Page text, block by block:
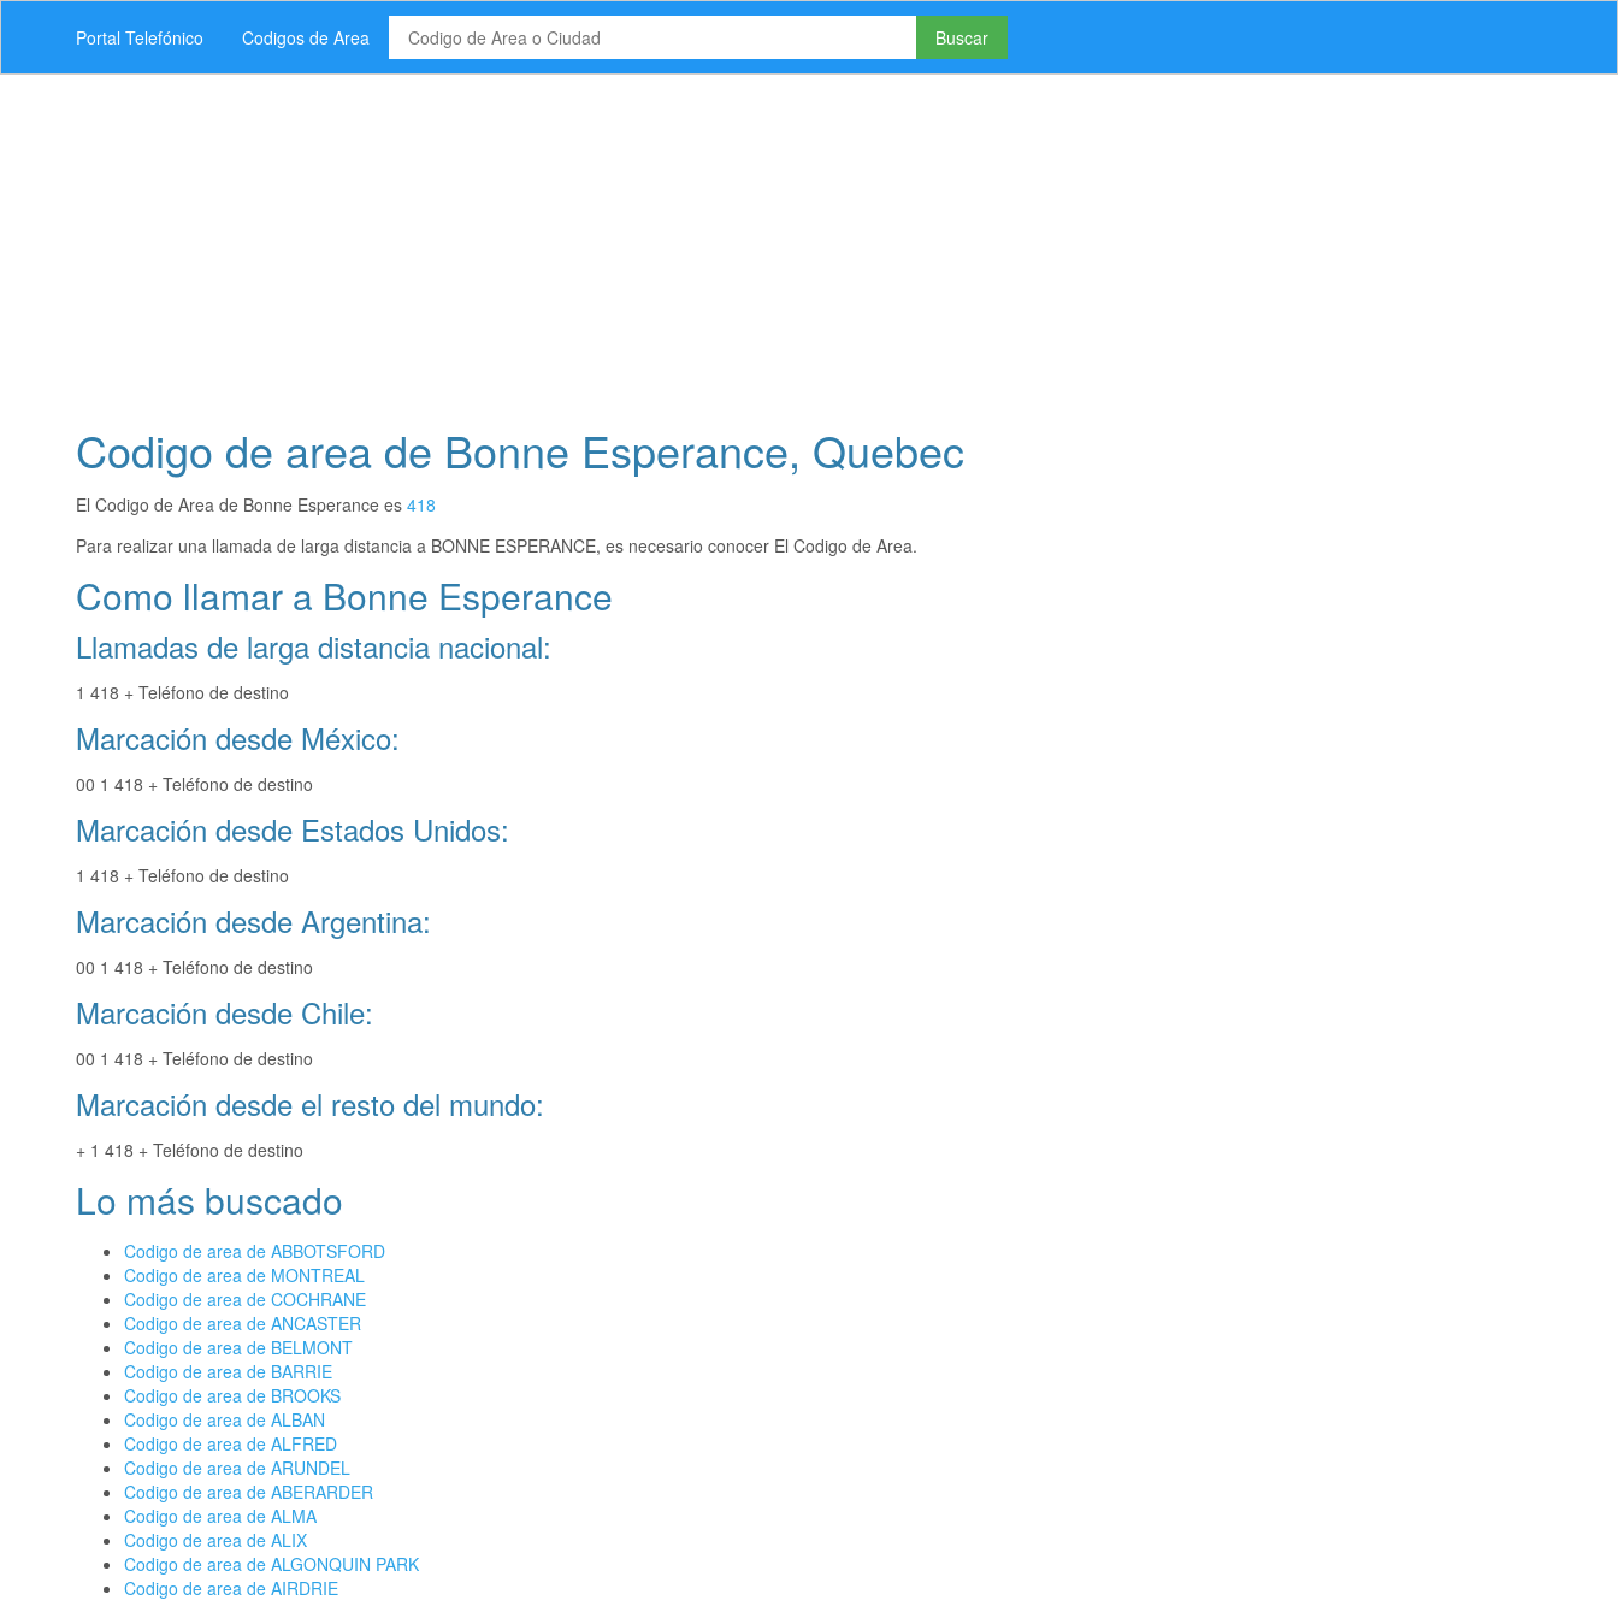
Portal Telefónico Codigos de Area Buscar
Codigo de area de Bonne Esperance, Quebec
El Codigo de Area de Bonne Esperance es 418
Para realizar una llamada de larga distancia a BONNE ESPERANCE, es necesario conocer El Codigo de Area.
Como llamar a Bonne Esperance
Llamadas de larga distancia nacional:
1 418 + Teléfono de destino
Marcación desde México:
00 1 418 + Teléfono de destino
Marcación desde Estados Unidos:
1 418 + Teléfono de destino
Marcación desde Argentina:
00 1 418 + Teléfono de destino
Marcación desde Chile:
00 1 418 + Teléfono de destino
Marcación desde el resto del mundo:
+ 1 418 + Teléfono de destino
Lo más buscado
Codigo de area de ABBOTSFORD
Codigo de area de MONTREAL
Codigo de area de COCHRANE
Codigo de area de ANCASTER
Codigo de area de BELMONT
Codigo de area de BARRIE
Codigo de area de BROOKS
Codigo de area de ALBAN
Codigo de area de ALFRED
Codigo de area de ARUNDEL
Codigo de area de ABERARDER
Codigo de area de ALMA
Codigo de area de ALIX
Codigo de area de ALGONQUIN PARK
Codigo de area de AIRDRIE